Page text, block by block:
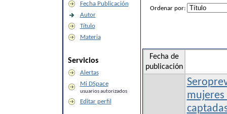
Fecha Publicación
Autor
Título
Materia
Servicios
Alertas
Mi DSpace
usuarios autorizados
Editar perfil
Ordenar por:
Fecha de
publicación
mujeres